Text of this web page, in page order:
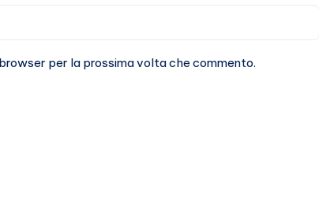
per la prossima volta che commento.